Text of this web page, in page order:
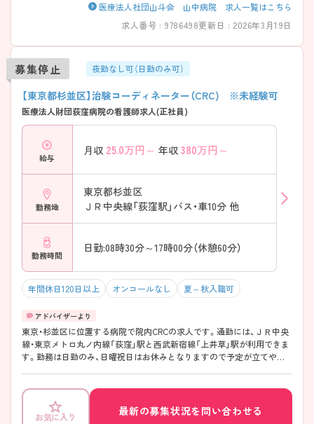
医療法人社団山斗会 山中病院 求人一覧はこちら
求人番号 : 9786498更新日 : 2026年3月19日
募集停止 夜勤なし可（日勤のみ可）
【東京都杉並区】治験コーディネーター（CRC) ※未経験可
医療法人財団荻窪病院の看護師求人(正社員)
給与
月収 25.0万円～ 年収 380万円～
勤務地
東京都杉並区
ＪＲ中央線「荻窪駅」バス・車10分 他
勤務時間
日勤:08時30分～17時00分（休憩60分）
年間休日120日以上 オンコールなし 夏～秋入職可
東京・杉並区に位置する病院で院内CRCの求人です。通勤には、ＪＲ中央
線・東京メトロ丸ノ内線「荻窪」駅と西武新宿線「上井草」駅が利用できま
す。勤務は日勤のみ、日曜祝日はお休みとなりますので予定が立てやす
せ下さい。
お気に入り
最新の募集状況を問い合わせる